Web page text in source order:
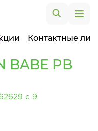
Контактные
BABE PB